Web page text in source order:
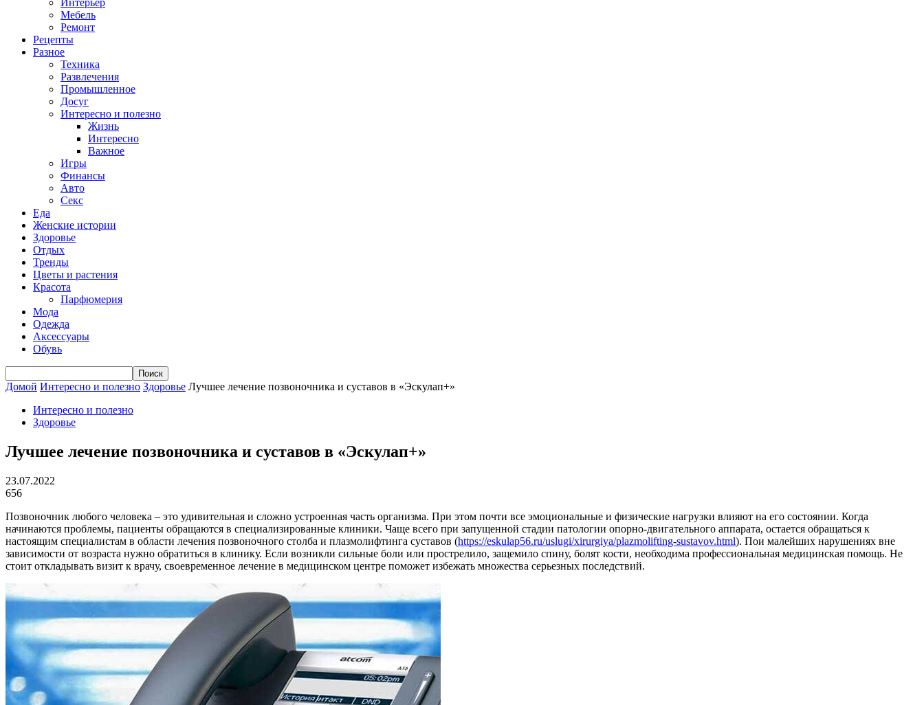
Интерьер
Мебель
Ремонт
Рецепты
Разное
Техника
Развлечения
Промышленное
Досуг
Интересно и полезно
Жизнь
Интересно
Важное
Игры
Финансы
Авто
Секс
Еда
Женские истории
Здоровье
Отдых
Тренды
Цветы и растения
Красота
Парфюмерия
Мода
Одежда
Аксессуары
Обувь
Домой Интересно и полезно Здоровье Лучшее лечение позвоночника и суставов в «Эскулап+»
Интересно и полезно
Здоровье
Лучшее лечение позвоночника и суставов в «Эскулап+»
23.07.2022
656
Позвоночник любого человека – это удивительная и сложно устроенная часть организма. При этом почти все эмоциональные и физические нагрузки влияют на его состоянии. Когда
начинаются проблемы, пациенты обращаются в специализированные клиники. Чаще всего при запущенной стадии патологии опорно-двигательного аппарата, остается обращаться к
настоящим специалистам в области лечения позвоночного столба и плазмолифтинга суставов (https://eskulap56.ru/uslugi/xirurgiya/plazmolifting-sustavov.html). Пои малейших нарушениях вне
зависимости от возраста нужно обратиться в клинику. Если возникли сильные боли или прострелило, защемило спину, болят кости, необходима профессиональная медицинская помощь. Не
стоит откладывать визит к врачу, своевременное лечение в медицинском центре поможет избежать множества серьезных последствий.